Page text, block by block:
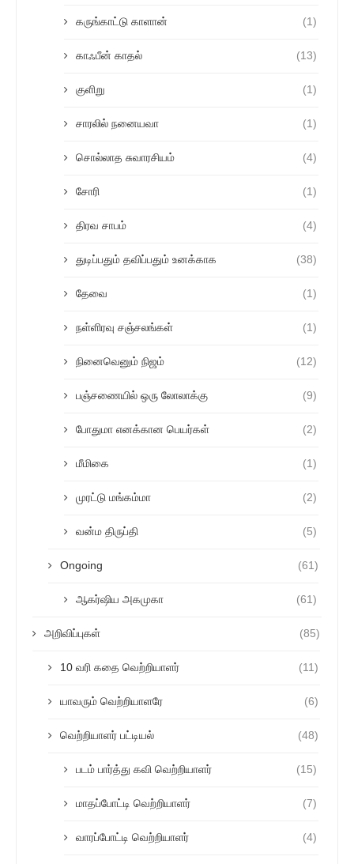
கருங்காட்டு காளான் (1)
காஃபீன் காதல் (13)
குளிறு (1)
சாரலில் நனையவா (1)
சொல்லாத சுவாரசியம் (4)
சோரி (1)
திரவ சாபம் (4)
துடிப்பதும் தவிப்பதும் உனக்காக (38)
தேவை (1)
நள்ளிரவு சஞ்சலங்கள் (1)
நினைவெனும் நிஜம் (12)
பஞ்சணையில் ஒரு லோலாக்கு (9)
போதுமா எனக்கான பெயர்கள் (2)
மீமிகை (1)
முரட்டு மங்கம்மா (2)
வன்ம திருப்தி (5)
Ongoing (61)
ஆகர்ஷிய அகமுகா (61)
அறிவிப்புகள் (85)
10 வரி கதை வெற்றியாளர் (11)
யாவரும் வெற்றியாளரே (6)
வெற்றியாளர் பட்டியல் (48)
படம் பார்த்து கவி வெற்றியாளர் (15)
மாதப்போட்டி வெற்றியாளர் (7)
வாரப்போட்டி வெற்றியாளர் (4)